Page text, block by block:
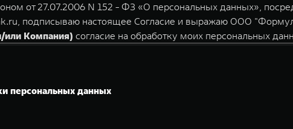
от 27.07.2006 N 152 - ФЗ «О персональных данных»,
подписываю настоящее Согласие и выражаю ООО
или Компания) согласие на обработку моих персональных
персональных данных